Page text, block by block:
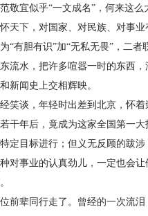
宜似乎“一文成名”，何来这么
天下，对国家、对民族、对事
“有胆有识”加“无私无畏”，二
流水，把许多喧嚣一时的东西
新闻史上交相辉映。
谈，年轻时出差到北京，怀着
干年后，竟成为这家全国第一
定目标进行；但义无反顾的跋
对事业的认真劲儿，一定也会
辈同行走了。曾经的一次流泪